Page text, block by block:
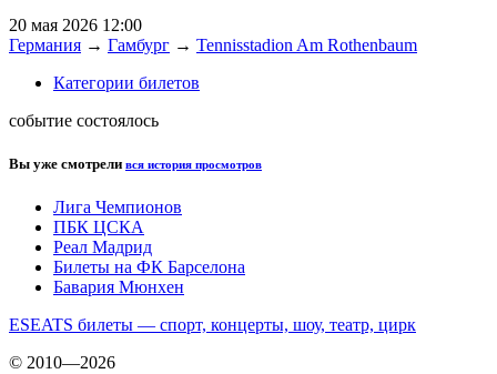
20 мая 2026 12:00
Германия → Гамбург → Tennisstadion Am Rothenbaum
Категории билетов
событие состоялось
Вы уже смотрели вся история просмотров
Лига Чемпионов
ПБК ЦСКА
Реал Мадрид
Билеты на ФК Барселона
Бавария Мюнхен
ESEATS билеты — спорт, концерты, шоу, театр, цирк
© 2010—2026